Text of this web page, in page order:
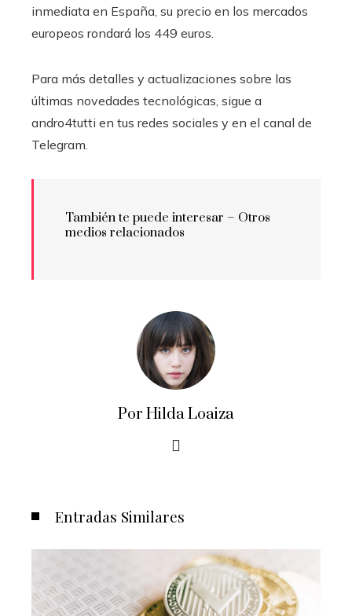
inmediata en España, su precio en los mercados
europeos rondará los 449 euros.
Para más detalles y actualizaciones sobre las
últimas novedades tecnológicas, sigue a
andro4tutti en tus redes sociales y en el canal de
Telegram.
También te puede interesar – Otros
medios relacionados
Por Hilda Loaiza
Entradas Similares